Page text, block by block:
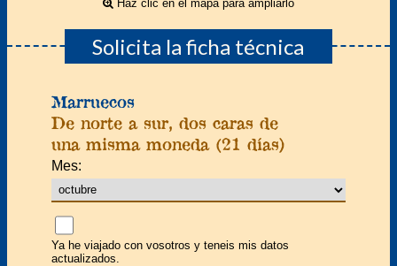
Haz clic en el mapa para ampliarlo
Solicita la ficha técnica
Marruecos
De norte a sur, dos caras de
una misma moneda (21 días)
Mes:
Ya he viajado con vosotros y teneis mis datos
actualizados.